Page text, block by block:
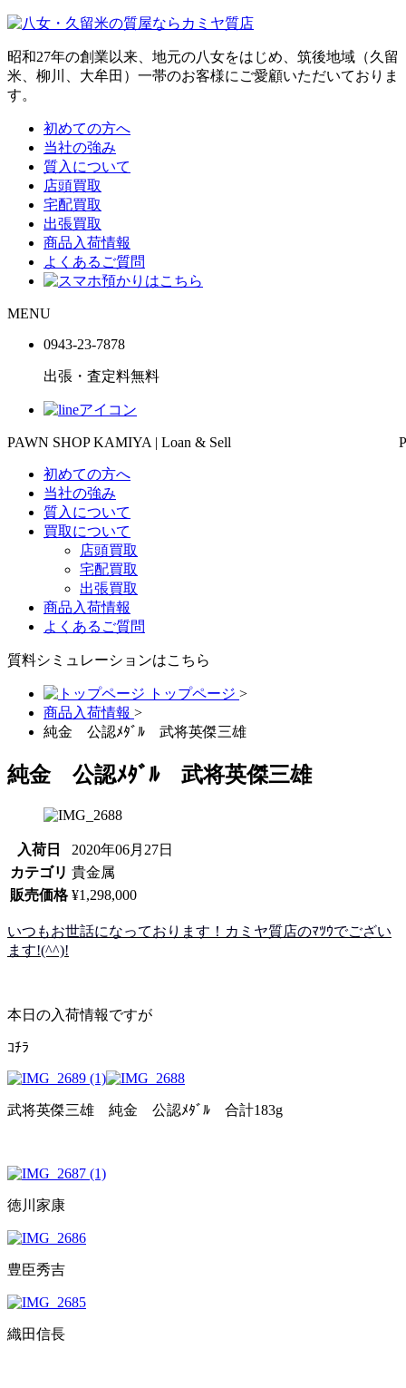
昭和27年の創業以来、地元の八女をはじめ、筑後地域（久留
米、柳川、大牟田）一帯のお客様にご愛顧いただいておりま
す。
初めての方へ
当社の強み
質入について
店頭買取
宅配買取
出張買取
商品入荷情報
よくあるご質問
MENU
0943-23-7878
出張・査定料無料
PAWN SHOP KAMIYA | Loan & Sell
初めての方へ
当社の強み
質入について
買取について
店頭買取
宅配買取
出張買取
商品入荷情報
よくあるご質問
質料シミュレーションはこちら
トップページ >
商品入荷情報 >
純金 公認ﾒﾀﾞﾙ 武将英傑三雄
純金 公認ﾒﾀﾞﾙ 武将英傑三雄
入荷日
2020年06月27日
カテゴリ 貴金属
販売価格 ¥1,298,000
いつもお世話になっております！カミヤ質店のﾏﾂｳでござい
ます!(^^)!
本日の入荷情報ですが
ｺﾁﾗ
武将英傑三雄 純金 公認ﾒﾀﾞﾙ 合計183g
徳川家康
豊臣秀吉
織田信長